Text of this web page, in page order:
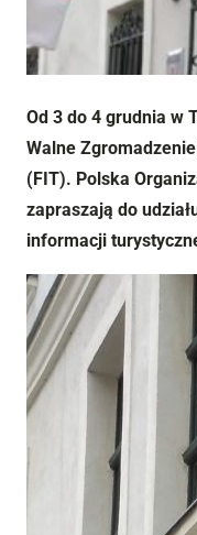
Od 3 do 4 grudnia w
Walne
(FIT). Polska
zapraszają do
informacji